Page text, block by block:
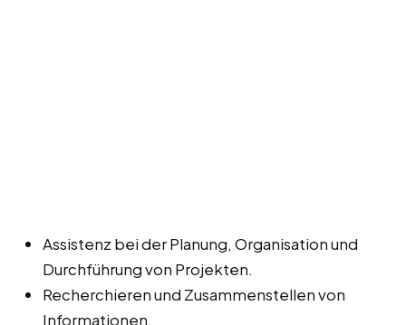
Assistenz bei der Planung, Organisation und
Durchführung von Projekten.
Recherchieren und Zusammenstellen von
Informationen.